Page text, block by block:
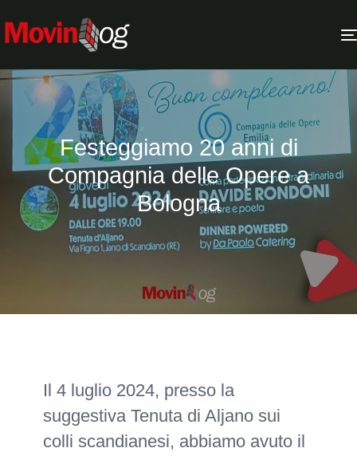
Festeggiamo 20 anni di
Compagnia delle Opere a
Bologna
Il 4 luglio 2024, presso la
suggestiva Tenuta di Aljano sui
colli scandianesi, abbiamo avuto il